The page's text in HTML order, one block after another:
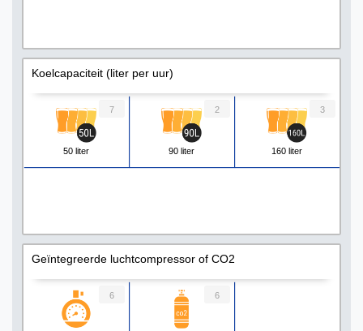
Koelcapaciteit (liter per uur)
50 liter
7
90 liter
2
160 liter
3
Geïntegreerde luchtcompressor of CO2
6 6